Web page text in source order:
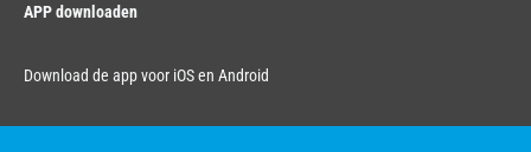
APP downloaden
Download de app voor iOS en Android